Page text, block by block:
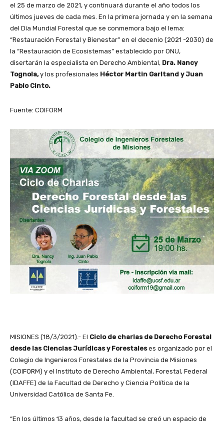
el 25 de marzo de 2021, y continuará durante el año todos los
últimos jueves de cada mes. En la primera jornada y en la semana
del Día Mundial Forestal que se conmemora bajo el lema:
“Restauración Forestal y Bienestar” en el decenio (2021 -2030) de
la “Restauración de Ecosistemas” establecido por ONU,
disertarán la especialista en Derecho Ambiental, Dra. Nancy
Tognola,y los profesionales Héctor Martin Garltand y Juan
Pablo Cinto.
Fuente: COIFORM
MISIONES (18/3/2021).- El Ciclo de charlas de Derecho Forestal
desde las Ciencias Jurídicas y Forestaleses organizado por el
Colegio de Ingenieros Forestales de la Provincia de Misiones
(COIFORM) y el Instituto de Derecho Ambiental, Forestal, Federal
(IDAFFE) de la Facultad de Derecho y Ciencia Política de la
Universidad Católica de Santa Fe.
“En los últimos 13 años, desde la facultad se creó un espacio de